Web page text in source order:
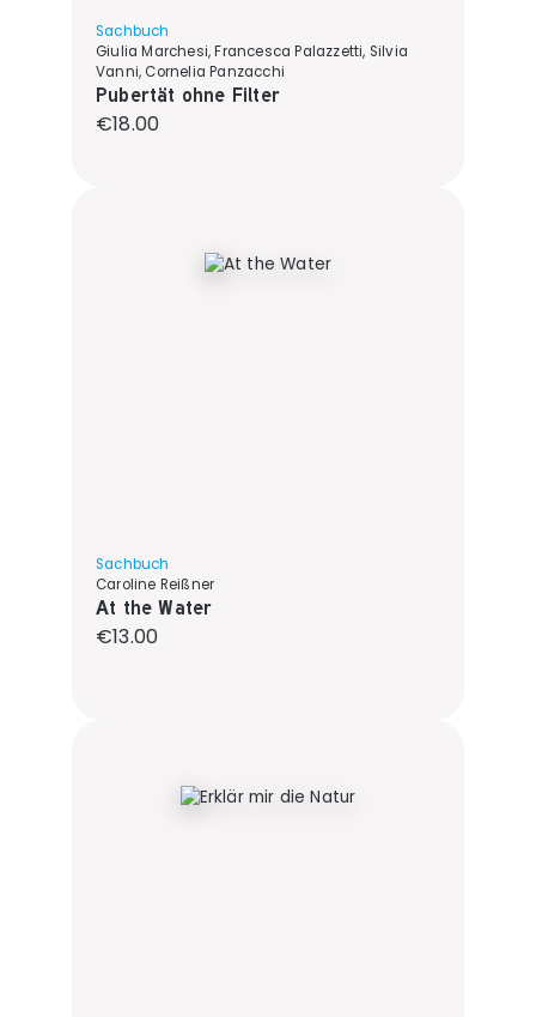
Sachbuch
Giulia Marchesi, Francesca Palazzetti, Silvia
Vanni, Cornelia Panzacchi
Pubertät ohne Filter
Regular price:
€18.00
Sachbuch
Caroline Reißner
At the Water
Regular price:
€13.00